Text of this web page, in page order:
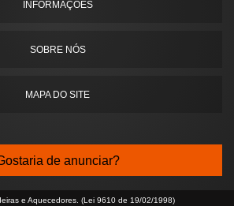
INFORMAÇÕES
SOBRE NÓS
MAPA DO SITE
de anunciar?
e Aquecedores. (Lei 9610 de 19/02/1998)